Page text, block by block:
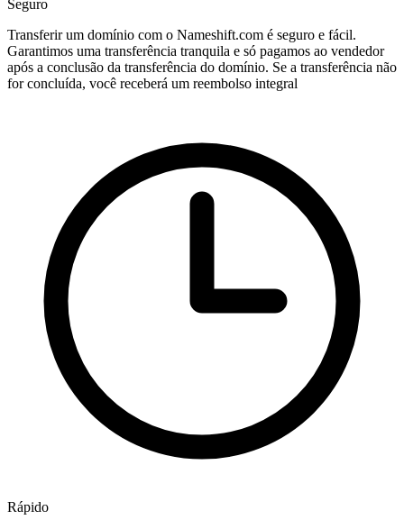
Seguro
Transferir um domínio com o Nameshift.com é seguro e fácil.
Garantimos uma transferência tranquila e só pagamos ao vendedor
após a conclusão da transferência do domínio. Se a transferência não
for concluída, você receberá um reembolso integral
Rápido